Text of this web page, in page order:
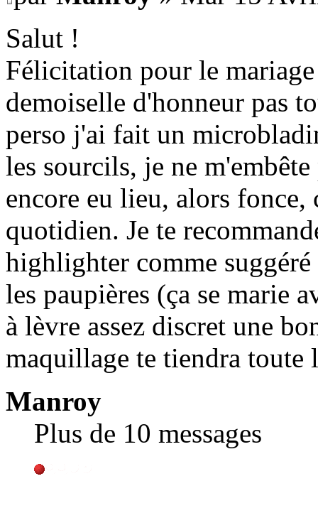
Salut !
Félicitation pour le
demoiselle d'honneur pas
perso j'ai fait un
les sourcils, je ne
encore eu lieu, alors fonce,
quotidien. Je te
highlighter comme
les paupières (ça se marie
à lèvre assez discret une
maquillage te tiendra toute
Manroy
Plus de 10 messages